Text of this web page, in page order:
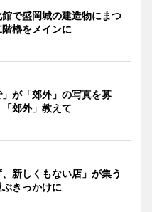
で盛岡城の建造物にまつ
櫓をメインに
」が「郊外」の写真を募
郊外」教えて
新しくもない店」が集う
きっかけに